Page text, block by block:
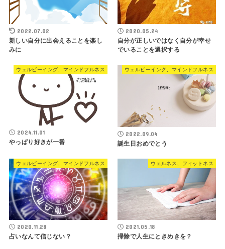
2022.07.02
新しい自分に出会えることを楽し
みに
2020.05.24
自分が正しいではなく自分が幸せ
でいることを選択する
ウェルビーイング、マインドフルネス
2024.11.01
やっぱり好きが一番
ウェルビーイング、マインドフルネス
2022.09.04
誕生日おめでとう
ウェルビーイング、マインドフルネス
2020.11.28
占いなんて信じない？
ウェルネス、フィットネス
2021.05.18
掃除で人生にときめきを？